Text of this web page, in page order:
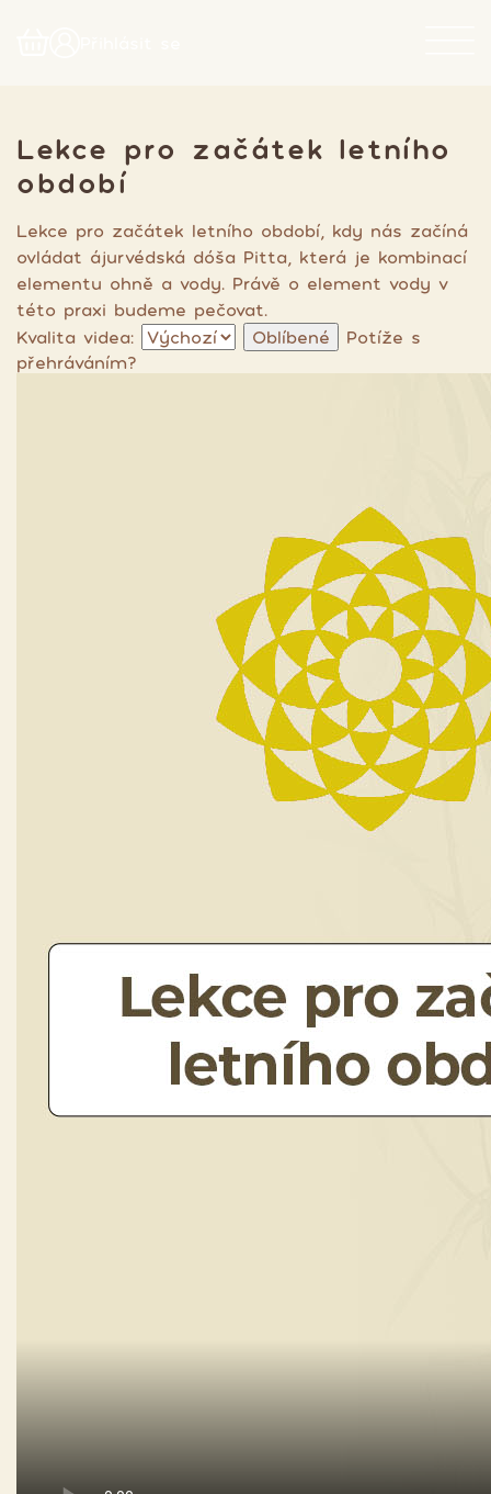
Lekce pro začátek letního
období
Lekce pro začátek letního období, kdy nás začíná
ovládat ájurvédská dóša Pitta, která je kombinací
elementu ohně a vody. Právě o element vody v
této praxi budeme pečovat.
Kvalita videa:
Oblíbené
Potíže s
přehráváním?